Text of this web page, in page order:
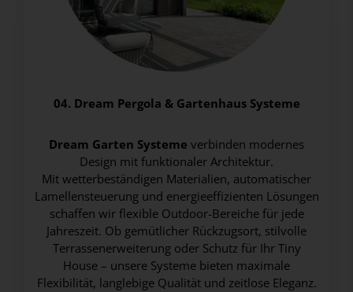
04. Dream Pergola & Gartenhaus Systeme
Dream Garten Systeme verbinden modernes
Design mit funktionaler Architektur.
Mit wetterbeständigen Materialien, automatischer
Lamellensteuerung und energieeffizienten Lösungen
schaffen wir flexible Outdoor-Bereiche für jede
Jahreszeit. Ob gemütlicher Rückzugsort, stilvolle
Terrassenerweiterung oder Schutz für Ihr Tiny
House – unsere Systeme bieten maximale
Flexibilität, langlebige Qualität und zeitlose Eleganz.